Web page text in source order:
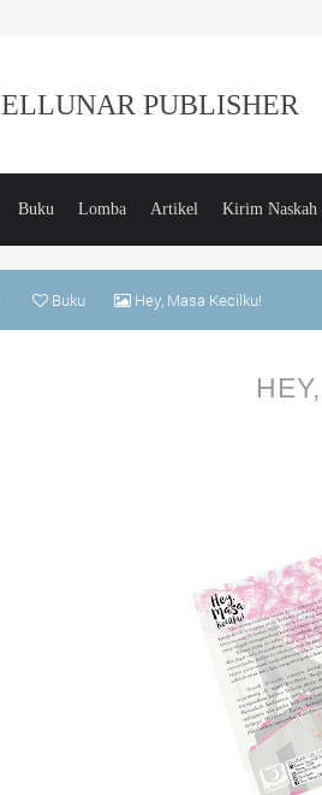
ELLUNAR PUBLISHER
Buku Lomba Artikel Kirim Naskah
Buku Hey, Masa Kecilku!